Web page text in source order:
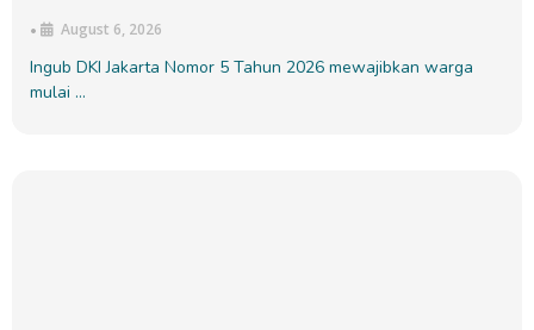
• August 6, 2026
Ingub DKI Jakarta Nomor 5 Tahun 2026 mewajibkan warga
mulai …